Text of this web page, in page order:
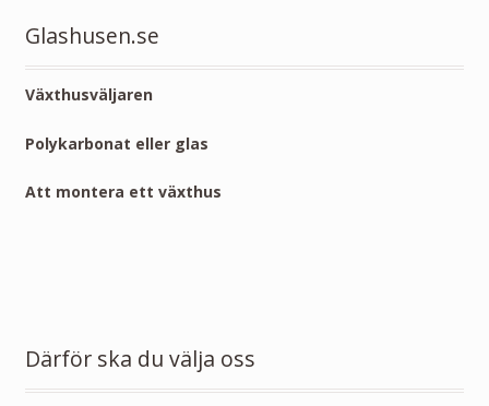
Glashusen.se
Växthusväljaren
Polykarbonat eller glas
Att montera ett växthus
Därför ska du välja oss